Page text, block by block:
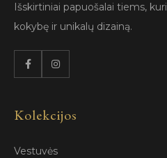
Išskirtiniai papuošalai tiems,
kokybę ir unikalų dizainą.
Kolekcijos
Vestuvės